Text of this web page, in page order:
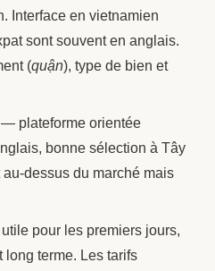
Interface en vietnamien
sont souvent en anglais.
(quận), type de bien et
— plateforme orientée
bonne sélection à Tây
dessus du marché mais
pour les premiers jours,
long terme. Les tarifs